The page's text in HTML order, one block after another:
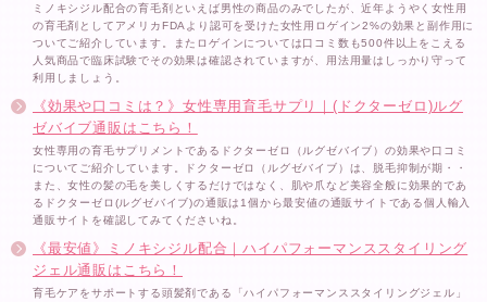
ミノキシジル配合の育毛剤といえば男性の商品のみでしたが、近年ようやく女性用
の育毛剤としてアメリカFDAより認可を受けた女性用ロゲイン2%の効果と副作用に
ついてご紹介しています。またロゲインについては口コミ数も500件以上をこえる
人気商品で臨床試験でその効果は確認されていますが、用法用量はしっかり守って
利用しましょう。
《効果や口コミは？》女性専用育毛サプリ｜(ドクターゼロ)ルグ
ゼバイブ通販はこちら！
女性専用の育毛サプリメントであるドクターゼロ（ルグゼバイブ）の効果や口コミ
についてご紹介しています。ドクターゼロ（ルグゼバイブ）は、脱毛抑制が期・・
また、女性の髪の毛を美しくするだけではなく、肌や爪など美容全般に効果的であ
るドクターゼロ(ルグゼバイブ)の通販は1個から最安値の通販サイトである個人輸入
通販サイトを確認してみてくださいね。
《最安値》ミノキシジル配合｜ハイパフォーマンススタイリング
ジェル通販はこちら！
育毛ケアをサポートする頭髪剤である「ハイパフォーマンススタイリングジェル」